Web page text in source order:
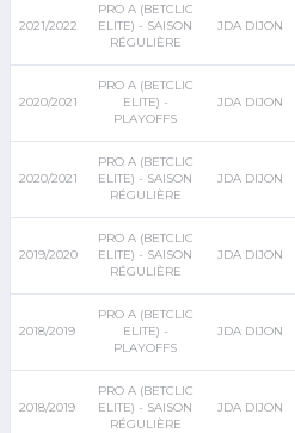
2021/2022
PRO A (BETCLIC
ELITE) - SAISON
RÉGULIÈRE
JDA DIJON
2020/2021
PRO A (BETCLIC
ELITE) -
PLAYOFFS
JDA DIJON
2020/2021
PRO A (BETCLIC
ELITE) - SAISON
RÉGULIÈRE
JDA DIJON
2019/2020
PRO A (BETCLIC
ELITE) - SAISON
RÉGULIÈRE
JDA DIJON
2018/2019
PRO A (BETCLIC
ELITE) -
PLAYOFFS
JDA DIJON
2018/2019
PRO A (BETCLIC
ELITE) - SAISON
RÉGULIÈRE
JDA DIJON